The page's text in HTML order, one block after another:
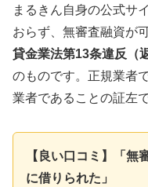
まるきん自身の公式サ
おらず、無審査融資が
貸金業法第13条違反（
のものです。正規業者
業者であることの証左で
【良い口コミ】「無
に借りられた」